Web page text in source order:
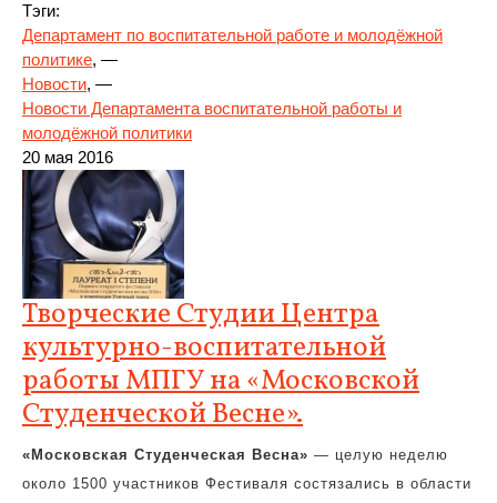
Тэги:
Департамент по воспитательной работе и молодёжной
политике, —
Новости, —
Новости Департамента воспитательной работы и
молодёжной политики
20 мая 2016
Творческие Студии Центра
культурно-воспитательной
работы МПГУ на «Московской
Студенческой Весне».
«Московская Студенческая Весна» — целую неделю
около 1500 участников Фестиваля состязались в области